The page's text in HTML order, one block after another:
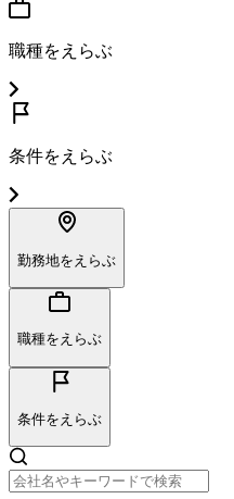
職種をえらぶ
条件をえらぶ
勤務地をえらぶ
職種をえらぶ
条件をえらぶ